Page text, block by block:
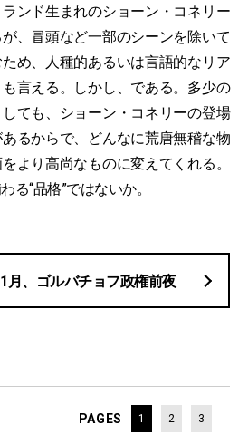
ンド生まれのショーン・コネリー
、冒頭など一部のシーンを除いて
め、人種的あるいは言語的なリア
言える。しかし、である。多少の
ても、ショーン・コネリーの登場
るからで、どんなに荒唐無稽な物
より高尚なものに変えてくれる。
る“品格”ではないか。
月、ゴルバチョフ政権前夜
PAGES 1 2 3